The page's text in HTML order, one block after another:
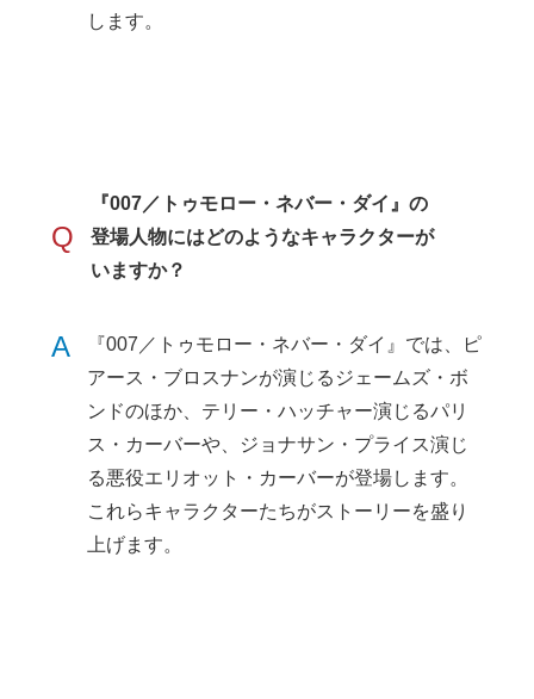
します。
Q
『007／トゥモロー・ネバー・ダイ』の
登場人物にはどのようなキャラクターが
いますか？
A
『007／トゥモロー・ネバー・ダイ』では、ピ
アース・ブロスナンが演じるジェームズ・ボ
ンドのほか、テリー・ハッチャー演じるパリ
ス・カーバーや、ジョナサン・プライス演じ
る悪役エリオット・カーバーが登場します。
これらキャラクターたちがストーリーを盛り
上げます。